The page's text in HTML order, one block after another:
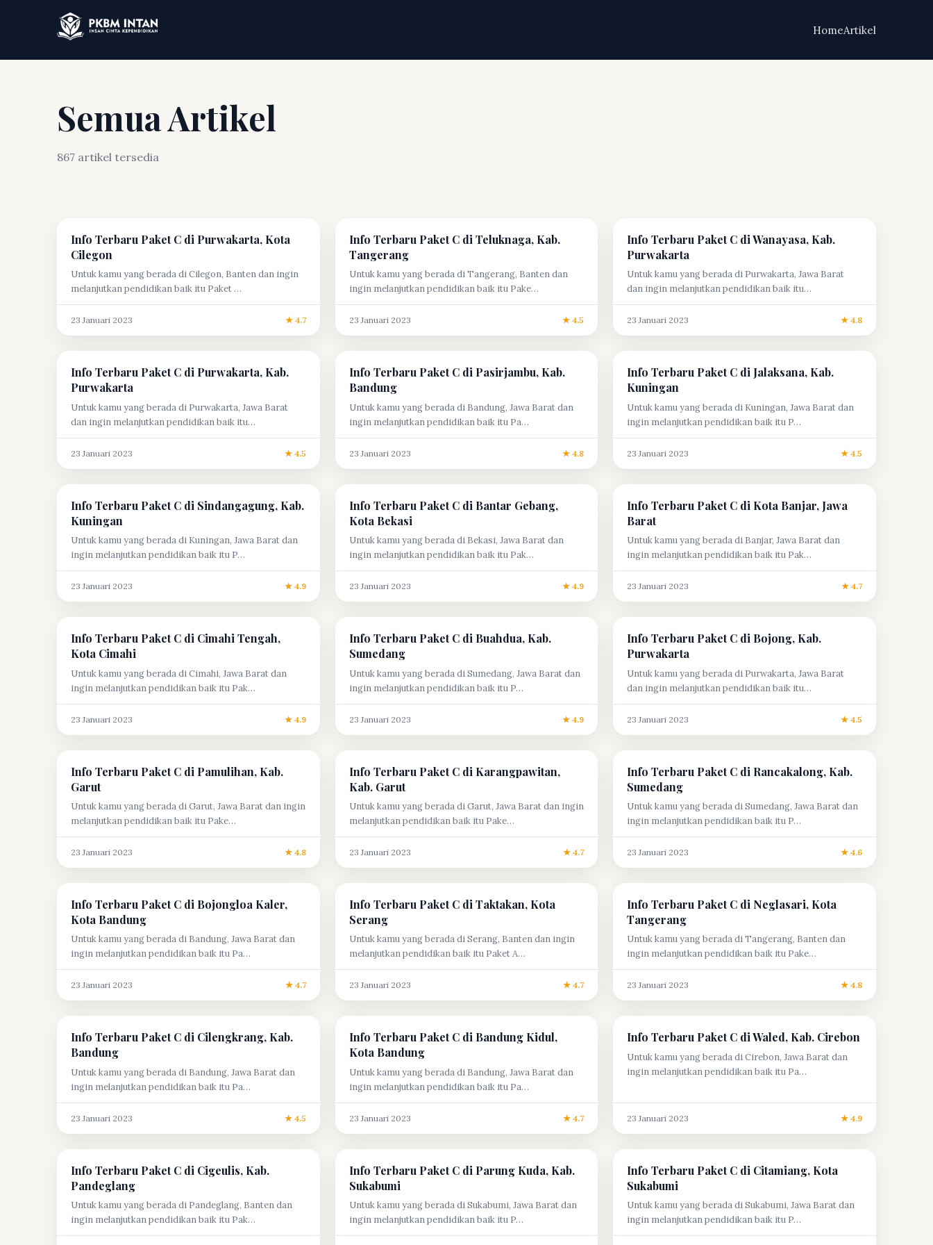
HomeArtikel
Semua Artikel
867 artikel tersedia
Info Terbaru Paket C di Purwakarta, Kota
Cilegon
Untuk kamu yang berada di Cilegon, Banten dan ingin
melanjutkan pendidikan baik itu Paket …
23 Januari 2023 ★ 4.7
Info Terbaru Paket C di Teluknaga, Kab.
Tangerang
Untuk kamu yang berada di Tangerang, Banten dan
ingin melanjutkan pendidikan baik itu Pake…
23 Januari 2023 ★ 4.5
Info Terbaru Paket C di Wanayasa, Kab.
Purwakarta
Untuk kamu yang berada di Purwakarta, Jawa Barat
dan ingin melanjutkan pendidikan baik itu…
23 Januari 2023 ★ 4.8
Info Terbaru Paket C di Purwakarta, Kab.
Purwakarta
Untuk kamu yang berada di Purwakarta, Jawa Barat
dan ingin melanjutkan pendidikan baik itu…
23 Januari 2023 ★ 4.5
Info Terbaru Paket C di Pasirjambu, Kab.
Bandung
Untuk kamu yang berada di Bandung, Jawa Barat dan
ingin melanjutkan pendidikan baik itu Pa…
23 Januari 2023 ★ 4.8
Info Terbaru Paket C di Jalaksana, Kab.
Kuningan
Untuk kamu yang berada di Kuningan, Jawa Barat dan
ingin melanjutkan pendidikan baik itu P…
23 Januari 2023 ★ 4.5
Info Terbaru Paket C di Sindangagung, Kab.
Kuningan
Untuk kamu yang berada di Kuningan, Jawa Barat dan
ingin melanjutkan pendidikan baik itu P…
23 Januari 2023 ★ 4.9
Info Terbaru Paket C di Bantar Gebang,
Kota Bekasi
Untuk kamu yang berada di Bekasi, Jawa Barat dan
ingin melanjutkan pendidikan baik itu Pak…
23 Januari 2023 ★ 4.9
Info Terbaru Paket C di Kota Banjar, Jawa
Barat
Untuk kamu yang berada di Banjar, Jawa Barat dan
ingin melanjutkan pendidikan baik itu Pak…
23 Januari 2023 ★ 4.7
Info Terbaru Paket C di Cimahi Tengah,
Kota Cimahi
Untuk kamu yang berada di Cimahi, Jawa Barat dan
ingin melanjutkan pendidikan baik itu Pak…
23 Januari 2023 ★ 4.9
Info Terbaru Paket C di Buahdua, Kab.
Sumedang
Untuk kamu yang berada di Sumedang, Jawa Barat dan
ingin melanjutkan pendidikan baik itu P…
23 Januari 2023 ★ 4.9
Info Terbaru Paket C di Bojong, Kab.
Purwakarta
Untuk kamu yang berada di Purwakarta, Jawa Barat
dan ingin melanjutkan pendidikan baik itu…
23 Januari 2023 ★ 4.5
Info Terbaru Paket C di Pamulihan, Kab.
Garut
Untuk kamu yang berada di Garut, Jawa Barat dan ingin
melanjutkan pendidikan baik itu Pake…
23 Januari 2023 ★ 4.8
Info Terbaru Paket C di Karangpawitan,
Kab. Garut
Untuk kamu yang berada di Garut, Jawa Barat dan ingin
melanjutkan pendidikan baik itu Pake…
23 Januari 2023 ★ 4.7
Info Terbaru Paket C di Rancakalong, Kab.
Sumedang
Untuk kamu yang berada di Sumedang, Jawa Barat dan
ingin melanjutkan pendidikan baik itu P…
23 Januari 2023 ★ 4.6
Info Terbaru Paket C di Bojongloa Kaler,
Kota Bandung
Untuk kamu yang berada di Bandung, Jawa Barat dan
ingin melanjutkan pendidikan baik itu Pa…
23 Januari 2023 ★ 4.7
Info Terbaru Paket C di Taktakan, Kota
Serang
Untuk kamu yang berada di Serang, Banten dan ingin
melanjutkan pendidikan baik itu Paket A…
23 Januari 2023 ★ 4.7
Info Terbaru Paket C di Neglasari, Kota
Tangerang
Untuk kamu yang berada di Tangerang, Banten dan
ingin melanjutkan pendidikan baik itu Pake…
23 Januari 2023 ★ 4.8
Info Terbaru Paket C di Cilengkrang, Kab.
Bandung
Untuk kamu yang berada di Bandung, Jawa Barat dan
ingin melanjutkan pendidikan baik itu Pa…
23 Januari 2023 ★ 4.5
Info Terbaru Paket C di Bandung Kidul,
Kota Bandung
Untuk kamu yang berada di Bandung, Jawa Barat dan
ingin melanjutkan pendidikan baik itu Pa…
23 Januari 2023 ★ 4.7
Info Terbaru Paket C di Waled, Kab. Cirebon
Untuk kamu yang berada di Cirebon, Jawa Barat dan
ingin melanjutkan pendidikan baik itu Pa…
23 Januari 2023 ★ 4.9
Info Terbaru Paket C di Cigeulis, Kab.
Pandeglang
Untuk kamu yang berada di Pandeglang, Banten dan
ingin melanjutkan pendidikan baik itu Pak…
Info Terbaru Paket C di Parung Kuda, Kab.
Sukabumi
Untuk kamu yang berada di Sukabumi, Jawa Barat dan
ingin melanjutkan pendidikan baik itu P…
Info Terbaru Paket C di Citamiang, Kota
Sukabumi
Untuk kamu yang berada di Sukabumi, Jawa Barat dan
ingin melanjutkan pendidikan baik itu P…